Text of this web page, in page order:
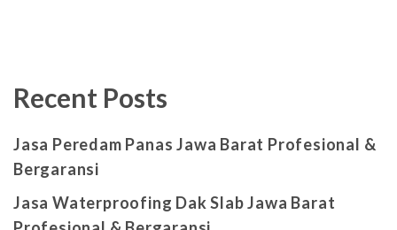
Recent Posts
Jasa Peredam Panas Jawa Barat Profesional &
Bergaransi
Jasa Waterproofing Dak Slab Jawa Barat